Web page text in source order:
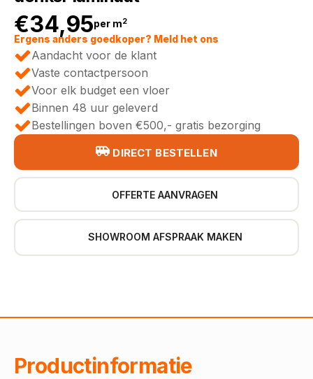
€34,95per m2
Ergens anders goedkoper? Meld het ons
Aandacht voor de klant
Vaste contactpersoon
Voor elk budget een vloer
Binnen 48 uur geleverd
Bestellingen boven €500,- gratis bezorging
DIRECT BESTELLEN
OFFERTE AANVRAGEN
SHOWROOM AFSPRAAK MAKEN
Productinformatie